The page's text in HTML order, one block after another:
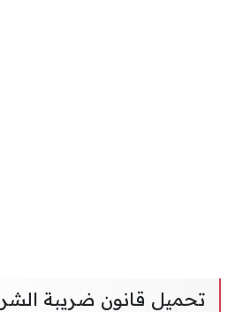
تحميل قانون ضريبة